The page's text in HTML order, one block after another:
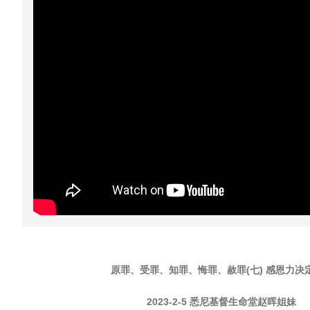
原罪、受罪、知罪、悔罪、赦罪(七) 感恩力决
2023-2-5 悉尼基督生命堂赵晖姐妹